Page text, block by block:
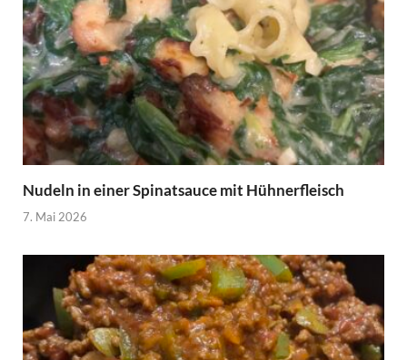
Nudeln in einer Spinatsauce mit Hühnerfleisch
7. Mai 2026